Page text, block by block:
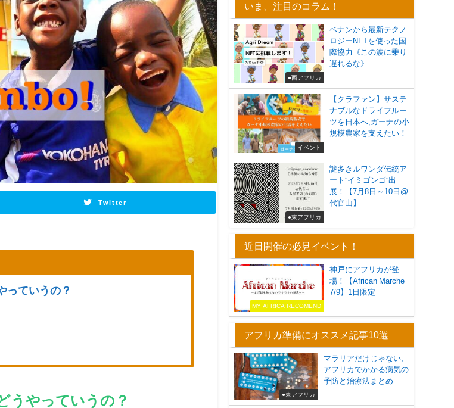
Twitter
っていうの？
うやっていうの？
いま、注目のコラム！
●西アフリカ
ベナンから最新テクノ
ロジーNFTを使った国
際協力《この波に乗り
遅れるな》
イベント
【クラファン】サステ
ナブルなドライフルー
ツを日本へ,ガーナの小
規模農家を支えたい！
●東アフリカ
謎多きルワンダ伝統ア
ート”イミゴンゴ”出
展！【7月8日～10日@
代官山】
近日開催の必見イベント！
MY AFRICA RECOMEND
神戸にアフリカが登
場！【African Marche
7/9】1日限定
アフリカ準備にオススメ記事10選
●東アフリカ
マラリアだけじゃない、
アフリカでかかる病気の
予防と治療法まとめ